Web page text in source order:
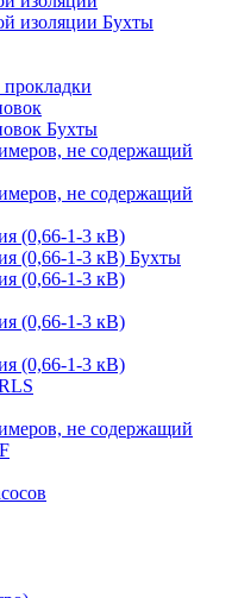
изоляции Бухты
Бухты
не содержащий
не содержащий
(0,66-1-3 кВ)
(0,66-1-3 кВ) Бухты
(0,66-1-3 кВ)
(0,66-1-3 кВ)
(0,66-1-3 кВ)
не содержащий